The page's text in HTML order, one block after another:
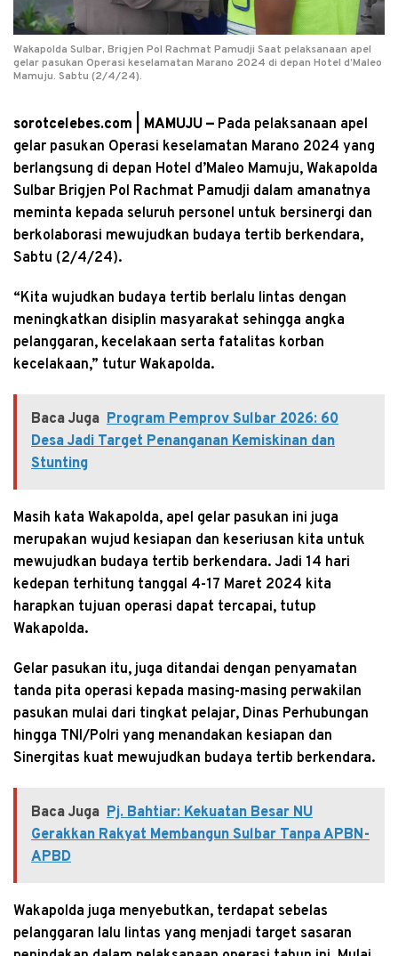
Wakapolda Sulbar, Brigjen Pol Rachmat Pamudji Saat pelaksanaan apel
gelar pasukan Operasi keselamatan Marano 2024 di depan Hotel d’Maleo
Mamuju. Sabtu (2/4/24).
sorotcelebes.com | MAMUJU — Pada pelaksanaan apel
gelar pasukan Operasi keselamatan Marano 2024 yang
berlangsung di depan Hotel d’Maleo Mamuju, Wakapolda
Sulbar Brigjen Pol Rachmat Pamudji dalam amanatnya
meminta kepada seluruh personel untuk bersinergi dan
berkolaborasi mewujudkan budaya tertib berkendara,
Sabtu (2/4/24).
“Kita wujudkan budaya tertib berlalu lintas dengan
meningkatkan disiplin masyarakat sehingga angka
pelanggaran, kecelakaan serta fatalitas korban
kecelakaan,” tutur Wakapolda.
Baca Juga Program Pemprov Sulbar 2026: 60
Desa Jadi Target Penanganan Kemiskinan dan
Stunting
Masih kata Wakapolda, apel gelar pasukan ini juga
merupakan wujud kesiapan dan keseriusan kita untuk
mewujudkan budaya tertib berkendara. Jadi 14 hari
kedepan terhitung tanggal 4-17 Maret 2024 kita
harapkan tujuan operasi dapat tercapai, tutup
Wakapolda.
Gelar pasukan itu, juga ditandai dengan penyamatan
tanda pita operasi kepada masing-masing perwakilan
pasukan mulai dari tingkat pelajar, Dinas Perhubungan
hingga TNI/Polri yang menandakan kesiapan dan
Sinergitas kuat mewujudkan budaya tertib berkendara.
Baca Juga Pj. Bahtiar: Kekuatan Besar NU
Gerakkan Rakyat Membangun Sulbar Tanpa APBN-
APBD
Wakapolda juga menyebutkan, terdapat sebelas
pelanggaran lalu lintas yang menjadi target sasaran